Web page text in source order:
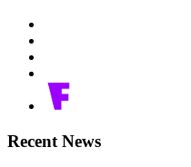
Recent News